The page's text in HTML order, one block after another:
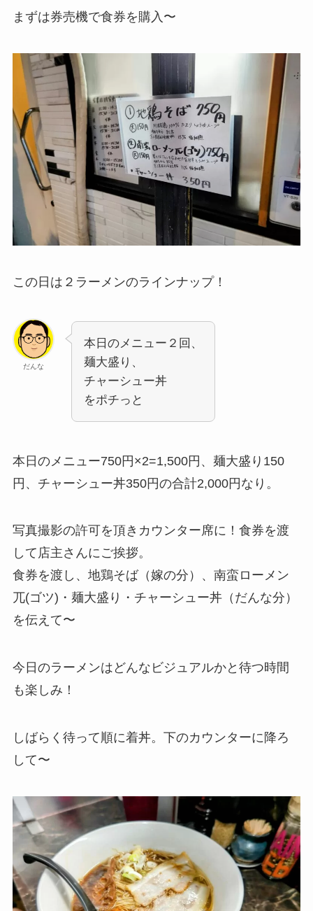
まずは券売機で食券を購入〜
この日は２ラーメンのラインナップ！
だんな
本日のメニュー２回、
麺大盛り、
チャーシュー丼
をポチっと
本日のメニュー750円×2=1,500円、麺大盛り150
円、チャーシュー丼350円の合計2,000円なり。
写真撮影の許可を頂きカウンター席に！食券を渡
して店主さんにご挨拶。
食券を渡し、地鶏そば（嫁の分）、南蛮ローメン
兀(ゴツ)・麺大盛り・チャーシュー丼（だんな分）
を伝えて〜
今日のラーメンはどんなビジュアルかと待つ時間
も楽しみ！
しばらく待って順に着丼。下のカウンターに降ろ
して〜